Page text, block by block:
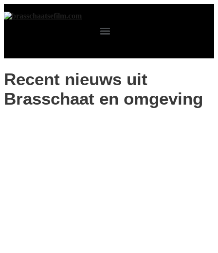
naar
Recent nieuws uit
Brasschaat en omgeving